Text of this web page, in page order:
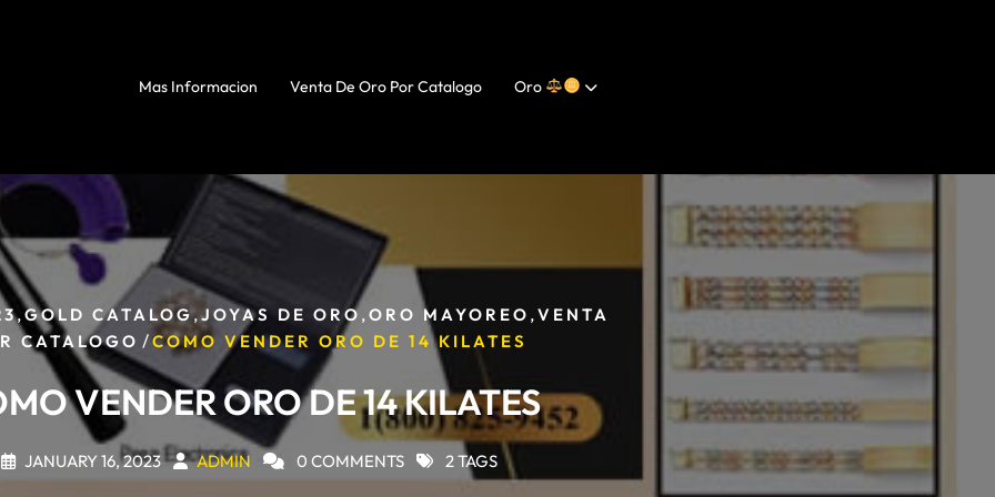
Mas Informacion Venta De Oro Por Catalogo Oro
,GOLD CATALOG,JOYAS DE ORO,ORO MAYOREO ,VENTA
CATALOGO /COMO VENDER ORO DE 14 KILATES
VENDER ORO DE 14 KILATES
JANUARY 16, 2023 ADMIN 0 COMMENTS 2 TAGS